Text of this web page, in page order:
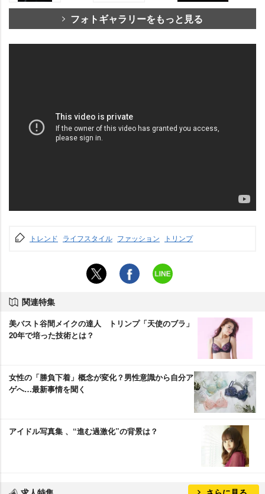
フォトギャラリーをもっと見る
トレンド ライフスタイル ファッション トリンプ
関連特集
美バスト谷間メイクの達人 トリンプ「天使のブラ」
20年で培った技術とは？
女性の「勝負下着」概念が変化？男性意識から自分ア
ゲへ…最新事情を聞く
アイドル写真集 、“進む過激化”の背景は？